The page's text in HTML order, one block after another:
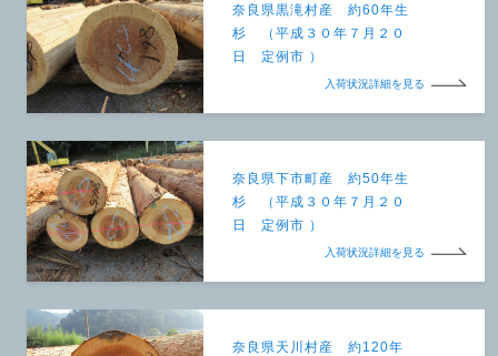
奈良県黒滝村産 約60年生
杉 （平成３０年７月２０
日 定例市 ）
入荷状況詳細を見る
奈良県下市町産 約50年生
杉 （平成３０年７月２０
日 定例市 ）
入荷状況詳細を見る
奈良県天川村産 約120年